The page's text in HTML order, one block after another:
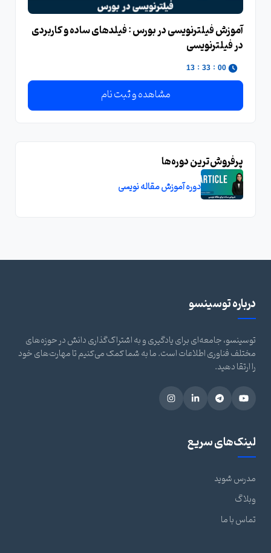
آموزش فیلترنویسی در بورس : فیلدهای ساده و کاربردی
در فیلترنویسی
00
:
33
:
12
مشاهده و ثبت نام
پرفروش‌ترین دوره‌ها
دوره آموزش مقاله نویسی
درباره توسینسو
توسینسو، جامعه‌ای برای یادگیری و به اشتراک‌گذاری دانش در حوزه‌های
مختلف فناوری اطلاعات است. ما به شما کمک می‌کنیم تا مهارت‌های خود
را ارتقا دهید.
لینک‌های سریع
مدرس شوید
وبلاگ
تماس با ما